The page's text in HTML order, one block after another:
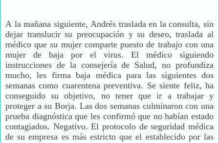
A la mañana siguiente, Andrés traslada en la consulta, sin
dejar translucir su preocupación y su deseo, traslada al
médico que su mujer comparte puesto de trabajo con una
mujer de baja por el virus. El médico siguiendo
instrucciones de la consejería de Salud, no profundiza
mucho, les firma baja médica para las siguientes dos
semanas como cuarentena preventiva. Se siente feliz, ha
conseguido su objetivo, no tener que ir a trabajar y
proteger a su Borja. Las dos semanas culminaron con una
prueba diagnóstica que les confirmó que no habían estado
contagiados. Negativo. El protocolo de seguridad médica
de su empresa es más estricto que el establecido por las